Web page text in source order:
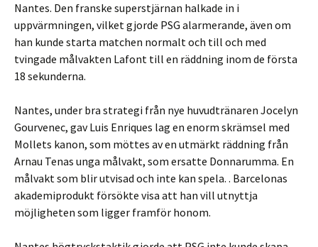
Nantes. Den franske superstjärnan halkade in i
uppvärmningen, vilket gjorde PSG alarmerande, även om
han kunde starta matchen normalt och till och med
tvingade målvakten Lafont till en räddning inom de första
18 sekunderna.
Nantes, under bra strategi från nye huvudtränaren Jocelyn
Gourvenec, gav Luis Enriques lag en enorm skrämsel med
Mollets kanon, som möttes av en utmärkt räddning från
Arnau Tenas unga målvakt, som ersatte Donnarumma. En
målvakt som blir utvisad och inte kan spela. . Barcelonas
akademiprodukt försökte visa att han vill utnyttja
möjligheten som ligger framför honom.